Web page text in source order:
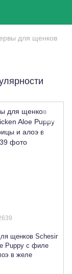
для щенков
щенков Schesir
Puppy с филе
в желе